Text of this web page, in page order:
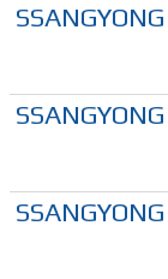
SSANGYONG
SSANGYONG
SSANGYONG